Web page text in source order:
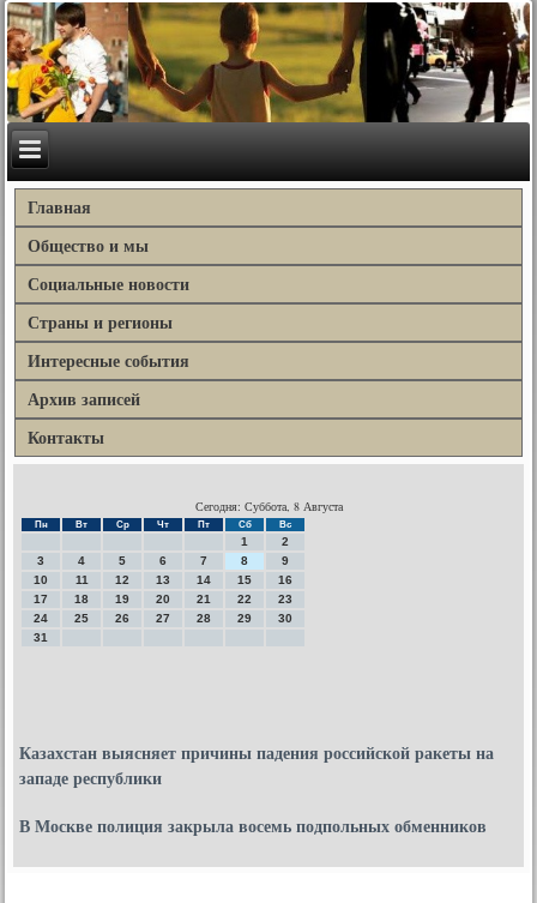
Главная
Общество и мы
Социальные новости
Страны и регионы
Интересные события
Архив записей
Контакты
Сегодня: Суббота, 8 Августа
Пн Вт Ср Чт Пт Сб Вс
1
2
3
4 5 6 7 8
9
10
11 12 13 14 15
16
17
18 19 20 21 22
23
24
25 26 27 28 29
30
31
Казахстан выясняет причины падения российской ракеты на
западе республики
В Москве полиция закрыла восемь подпольных обменников